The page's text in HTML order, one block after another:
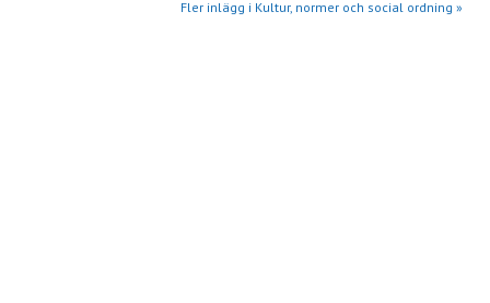
Fler inlägg i Kultur, normer och social ordning »